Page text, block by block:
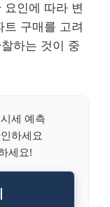
인에 따라 변
구매를 고려
하는 것이 중
세 예측
하세요
세요!